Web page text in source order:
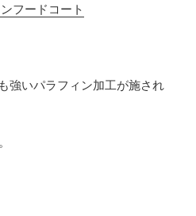
フードコート
強いパラフィン加工が施され